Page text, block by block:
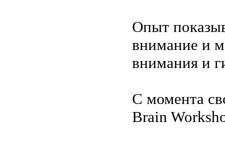
Опыт
внимание и
внимания и
С момента
Brain